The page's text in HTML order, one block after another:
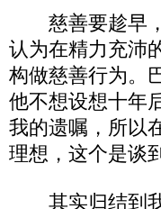
慈善要趁早，
认为在精力充沛
构做慈善行为。
他不想设想十年
我的遗嘱，所以
理想，这个是谈
其实归结到我